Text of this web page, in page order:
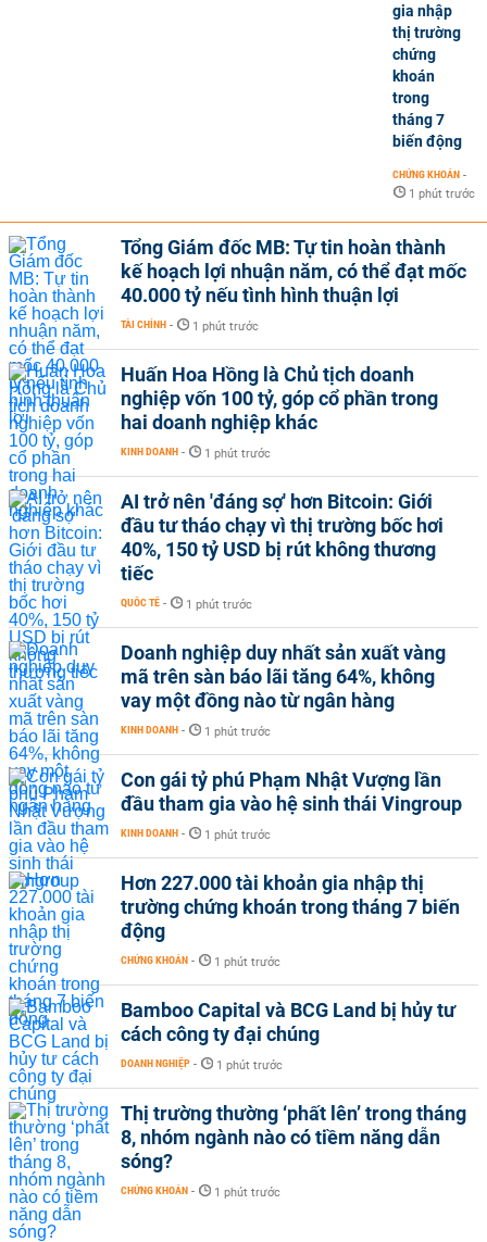
gia nhập
thị trường
chứng
khoán
trong
tháng 7
biến động
CHỨNG KHOÁN -
1 phút trước
Tổng Giám đốc MB: Tự tin hoàn thành
kế hoạch lợi nhuận năm, có thể đạt mốc
40.000 tỷ nếu tình hình thuận lợi
TÀI CHÍNH - 1 phút trước
Huấn Hoa Hồng là Chủ tịch doanh
nghiệp vốn 100 tỷ, góp cổ phần trong
hai doanh nghiệp khác
KINH DOANH - 1 phút trước
AI trở nên 'đáng sợ' hơn Bitcoin: Giới
đầu tư tháo chạy vì thị trường bốc hơi
40%, 150 tỷ USD bị rút không thương
tiếc
QUỐC TẾ - 1 phút trước
Doanh nghiệp duy nhất sản xuất vàng
mã trên sàn báo lãi tăng 64%, không
vay một đồng nào từ ngân hàng
KINH DOANH - 1 phút trước
Con gái tỷ phú Phạm Nhật Vượng lần
đầu tham gia vào hệ sinh thái Vingroup
KINH DOANH - 1 phút trước
Hơn 227.000 tài khoản gia nhập thị
trường chứng khoán trong tháng 7 biến
động
CHỨNG KHOÁN - 1 phút trước
Bamboo Capital và BCG Land bị hủy tư
cách công ty đại chúng
DOANH NGHIỆP - 1 phút trước
Thị trường thường ‘phất lên’ trong tháng
8, nhóm ngành nào có tiềm năng dẫn
sóng?
CHỨNG KHOÁN - 1 phút trước